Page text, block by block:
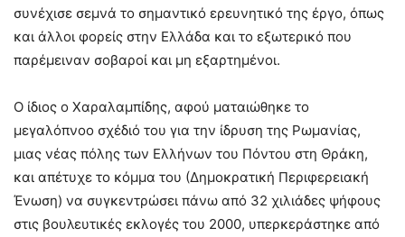
συνέχισε σεμνά το σημαντικό ερευνητικό της έργο, όπως
και άλλοι φορείς στην Ελλάδα και το εξωτερικό που
παρέμειναν σοβαροί και μη εξαρτημένοι.
Ο ίδιος ο Χαραλαμπίδης, αφού ματαιώθηκε το
μεγαλόπνοο σχέδιό του για την ίδρυση της Ρωμανίας,
μιας νέας πόλης των Ελλήνων του Πόντου στη Θράκη,
και απέτυχε το κόμμα του (Δημοκρατική Περιφερειακή
Ένωση) να συγκεντρώσει πάνω από 32 χιλιάδες ψήφους
στις βουλευτικές εκλογές του 2000, υπερκεράστηκε από